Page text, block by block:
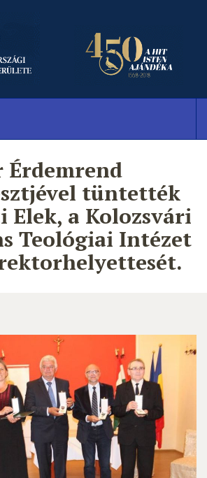
Érdemrend
tüntették
Elek, a Kolozsvári
Teológiai Intézet